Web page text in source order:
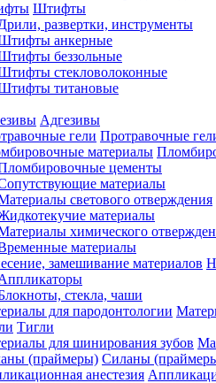
Штифты
развертки, инструменты
анкерные
беззольные
стекловолоконные
титановые
Адгезивы
Протравочные
цементы
материалы
светового отверждения
материалы
химического
материалы
стекла, чаши
Тигли
Силаны